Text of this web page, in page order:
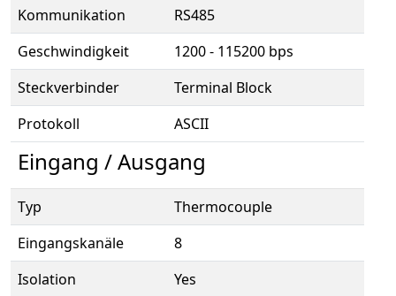
Kommunikation
RS485
Geschwindigkeit
1200 - 115200 bps
Steckverbinder
Terminal Block
Protokoll
ASCII
Eingang / Ausgang
Typ
Thermocouple
Eingangskanäle
8
Isolation
Yes